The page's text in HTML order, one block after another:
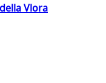
Vlora